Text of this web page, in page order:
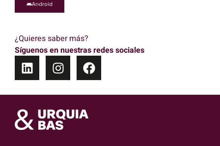
Android
¿Quieres saber más?
Síguenos en nuestras redes sociales